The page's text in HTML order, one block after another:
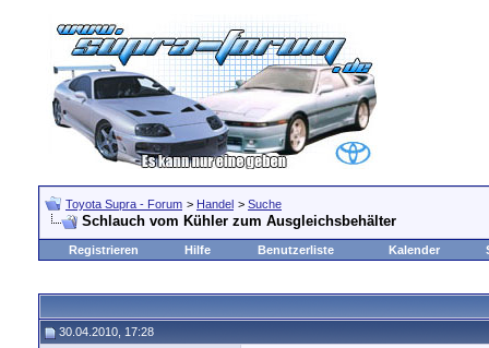
Toyota Supra - Forum > Handel > Suche
Schlauch vom Kühler zum Ausgleichsbehälter
Registrieren Hilfe Benutzerliste Kalender
30.04.2010, 17:28